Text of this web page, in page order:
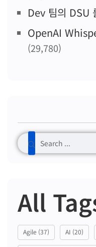
Dev 팀의 DSU
OpenAI
(29,780)
All
Agile (37) AI (20)